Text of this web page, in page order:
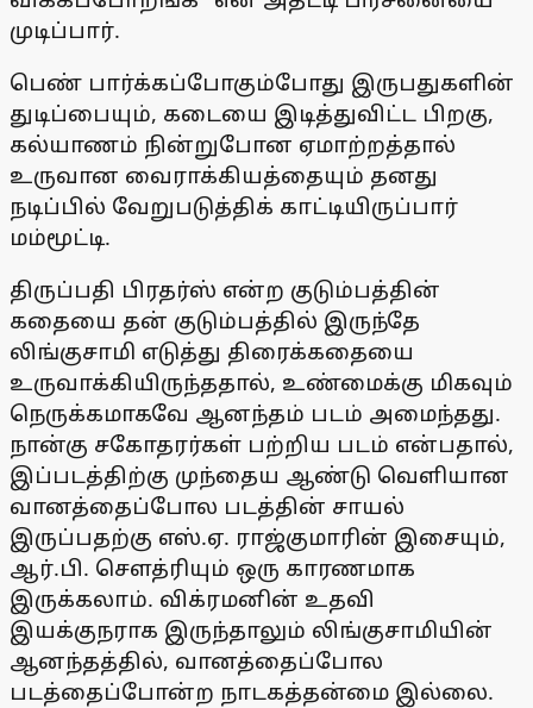
முடிப்பார்.
பெண் பார்க்கப்போகும்போது இருபதுகளின்
துடிப்பையும், கடையை இடித்துவிட்ட பிறகு,
கல்யாணம் நின்றுபோன ஏமாற்றத்தால்
உருவான வைராக்கியத்தையும் தனது
நடிப்பில் வேறுபடுத்திக் காட்டியிருப்பார்
மம்மூட்டி.
திருப்பதி பிரதர்ஸ் என்ற குடும்பத்தின்
கதையை தன் குடும்பத்தில் இருந்தே
லிங்குசாமி எடுத்து திரைக்கதையை
உருவாக்கியிருந்ததால், உண்மைக்கு மிகவும்
நெருக்கமாகவே ஆனந்தம் படம் அமைந்தது.
நான்கு சகோதரர்கள் பற்றிய படம் என்பதால்,
இப்படத்திற்கு முந்தைய ஆண்டு வெளியான
வானத்தைப்போல படத்தின் சாயல்
இருப்பதற்கு எஸ்.ஏ. ராஜ்குமாரின் இசையும்,
ஆர்.பி. செளத்ரியும் ஒரு காரணமாக
இருக்கலாம். விக்ரமனின் உதவி
இயக்குநராக இருந்தாலும் லிங்குசாமியின்
ஆனந்தத்தில், வானத்தைப்போல
படத்தைப்போன்ற நாடகத்தன்மை இல்லை.